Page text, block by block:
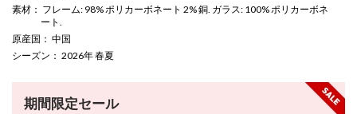
素材 ： フレーム: 98% ポリカーボネート 2% 銅. ガラス: 100% ポリカーボネ
ート.
原産国 ： 中国
シーズン ： 2026年 春夏
期間限定セール